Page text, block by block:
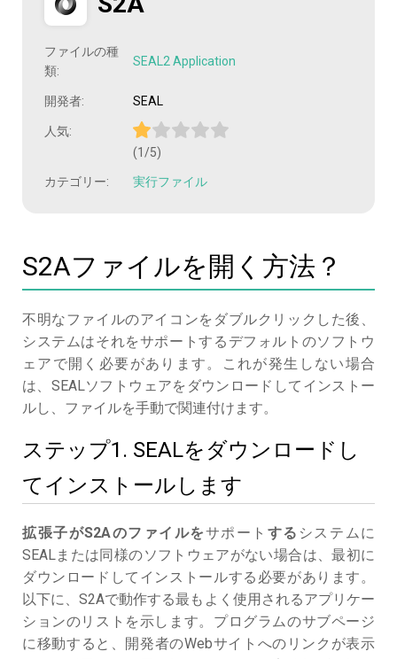
ファイルの種
類:
SEAL2 Application
開発者: SEAL
人気:
(1/5)
カテゴリー: 実行ファイル
S2Aファイルを開く方法？
不明なファイルのアイコンをダブルクリックした後、
システムはそれをサポートするデフォルトのソフトウ
ェアで開く必要があります。これが発生しない場合
は、SEALソフトウェアをダウンロードしてインストー
ルし、ファイルを手動で関連付けます。
ステップ1. SEALをダウンロードし
てインストールします
拡張子がS2Aのファイルをサポート する システムに
SEALまたは同様のソフトウェアがない場合は、最初に
ダウンロードしてインストールする必要があります。
以下に、S2Aで動作する最もよく使用されるアプリケー
ションのリストを示します。プログラムのサブページ
に移動すると、開発者のWebサイトへのリンクが表示